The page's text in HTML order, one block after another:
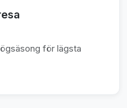
för lägsta